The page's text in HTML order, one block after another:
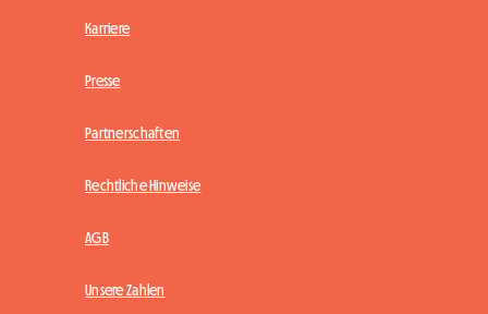
Karriere
Presse
Partnerschaften
Rechtliche Hinweise
AGB
Unsere Zahlen